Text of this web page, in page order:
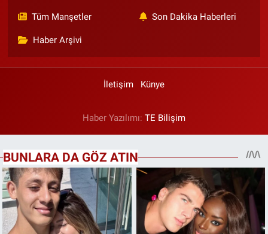
Tüm Manşetler Son Dakika Haberleri
Haber Arşivi
İletişim Künye
Haber Yazılımı: TE Bilişim